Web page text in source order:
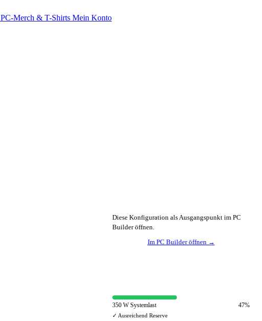
PC-Merch & T-Shirts Mein Konto
Diese Konfiguration als Ausgangspunkt im PC
Builder öffnen.
Im PC Builder öffnen →
350 W Systemlast 47%
✓ Ausreichend Reserve